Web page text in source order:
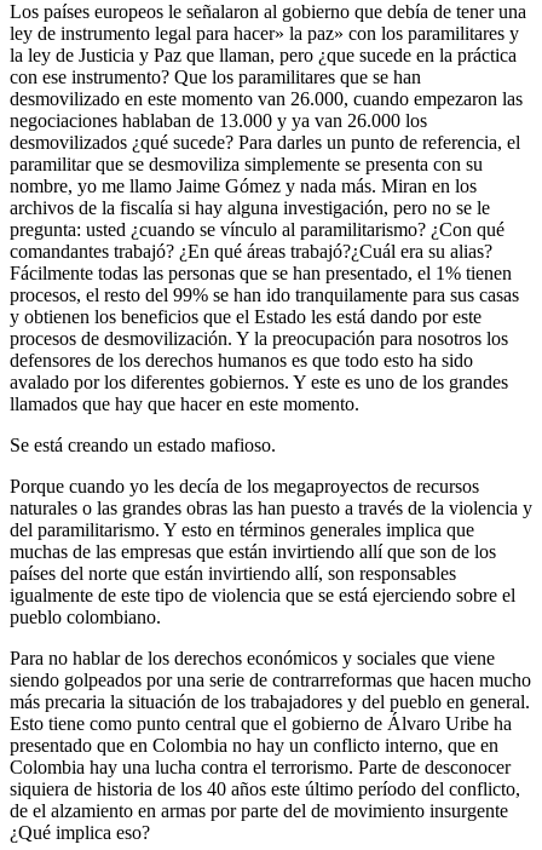
Los países europeos le señalaron al gobierno que debía de tener una
ley de instrumento legal para hacer» la paz» con los paramilitares y
la ley de Justicia y Paz que llaman, pero ¿que sucede en la práctica
con ese instrumento? Que los paramilitares que se han
desmovilizado en este momento van 26.000, cuando empezaron las
negociaciones hablaban de 13.000 y ya van 26.000 los
desmovilizados ¿qué sucede? Para darles un punto de referencia, el
paramilitar que se desmoviliza simplemente se presenta con su
nombre, yo me llamo Jaime Gómez y nada más. Miran en los
archivos de la fiscalía si hay alguna investigación, pero no se le
pregunta: usted ¿cuando se vínculo al paramilitarismo? ¿Con qué
comandantes trabajó? ¿En qué áreas trabajó?¿Cuál era su alias?
Fácilmente todas las personas que se han presentado, el 1% tienen
procesos, el resto del 99% se han ido tranquilamente para sus casas
y obtienen los beneficios que el Estado les está dando por este
procesos de desmovilización. Y la preocupación para nosotros los
defensores de los derechos humanos es que todo esto ha sido
avalado por los diferentes gobiernos. Y este es uno de los grandes
llamados que hay que hacer en este momento.
Se está creando un estado mafioso.
Porque cuando yo les decía de los megaproyectos de recursos
naturales o las grandes obras las han puesto a través de la violencia y
del paramilitarismo. Y esto en términos generales implica que
muchas de las empresas que están invirtiendo allí que son de los
países del norte que están invirtiendo allí, son responsables
igualmente de este tipo de violencia que se está ejerciendo sobre el
pueblo colombiano.
Para no hablar de los derechos económicos y sociales que viene
siendo golpeados por una serie de contrarreformas que hacen mucho
más precaria la situación de los trabajadores y del pueblo en general.
Esto tiene como punto central que el gobierno de Álvaro Uribe ha
presentado que en Colombia no hay un conflicto interno, que en
Colombia hay una lucha contra el terrorismo. Parte de desconocer
siquiera de historia de los 40 años este último período del conflicto,
de el alzamiento en armas por parte del de movimiento insurgente
¿Qué implica eso?